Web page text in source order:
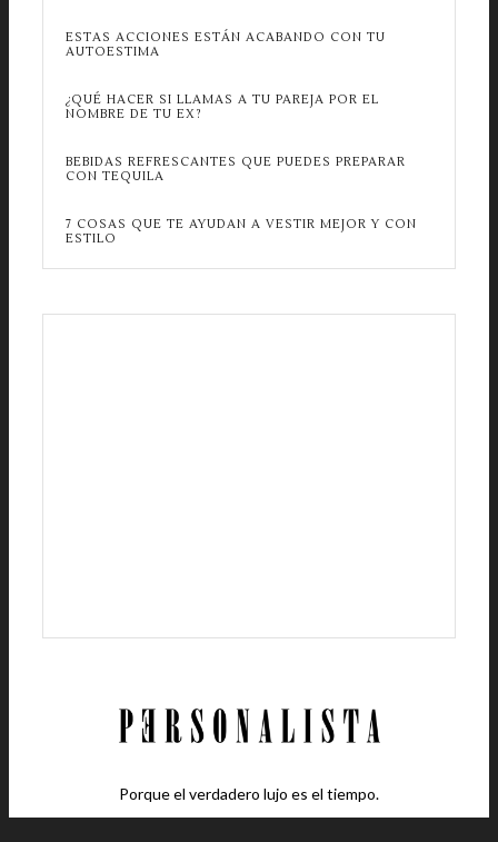
ESTAS ACCIONES ESTÁN ACABANDO CON TU
AUTOESTIMA
¿QUÉ HACER SI LLAMAS A TU PAREJA POR EL
NOMBRE DE TU EX?
BEBIDAS REFRESCANTES QUE PUEDES PREPARAR
CON TEQUILA
7 COSAS QUE TE AYUDAN A VESTIR MEJOR Y CON
ESTILO
Porque el verdadero lujo es el tiempo.